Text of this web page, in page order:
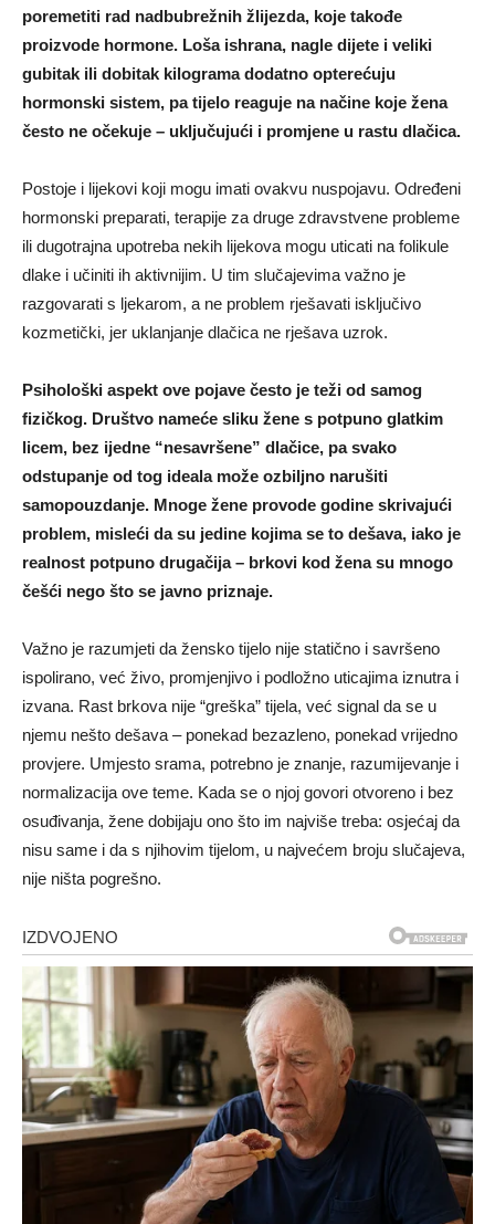
poremetiti rad nadbubrežnih žlijezda, koje takođe
proizvode hormone. Loša ishrana, nagle dijete i veliki
gubitak ili dobitak kilograma dodatno opterećuju
hormonski sistem, pa tijelo reaguje na načine koje žena
često ne očekuje – uključujući i promjene u rastu dlačica.
Postoje i lijekovi koji mogu imati ovakvu nuspojavu. Određeni
hormonski preparati, terapije za druge zdravstvene probleme
ili dugotrajna upotreba nekih lijekova mogu uticati na folikule
dlake i učiniti ih aktivnijim. U tim slučajevima važno je
razgovarati s ljekarom, a ne problem rješavati isključivo
kozmetički, jer uklanjanje dlačica ne rješava uzrok.
Psihološki aspekt ove pojave često je teži od samog
fizičkog. Društvo nameće sliku žene s potpuno glatkim
licem, bez ijedne “nesavršene” dlačice, pa svako
odstupanje od tog ideala može ozbiljno narušiti
samopouzdanje. Mnoge žene provode godine skrivajući
problem, misleći da su jedine kojima se to dešava, iako je
realnost potpuno drugačija – brkovi kod žena su mnogo
češći nego što se javno priznaje.
Važno je razumjeti da žensko tijelo nije statično i savršeno
ispolirano, već živo, promjenjivo i podložno uticajima iznutra i
izvana. Rast brkova nije “greška” tijela, već signal da se u
njemu nešto dešava – ponekad bezazleno, ponekad vrijedno
provjere. Umjesto srama, potrebno je znanje, razumijevanje i
normalizacija ove teme. Kada se o njoj govori otvoreno i bez
osuđivanja, žene dobijaju ono što im najviše treba: osjećaj da
nisu same i da s njihovim tijelom, u najvećem broju slučajeva,
nije ništa pogrešno.